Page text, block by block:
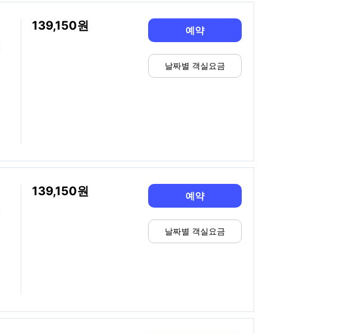
139,150 예약
날짜별 객실요금
139,150 예약
날짜별 객실요금